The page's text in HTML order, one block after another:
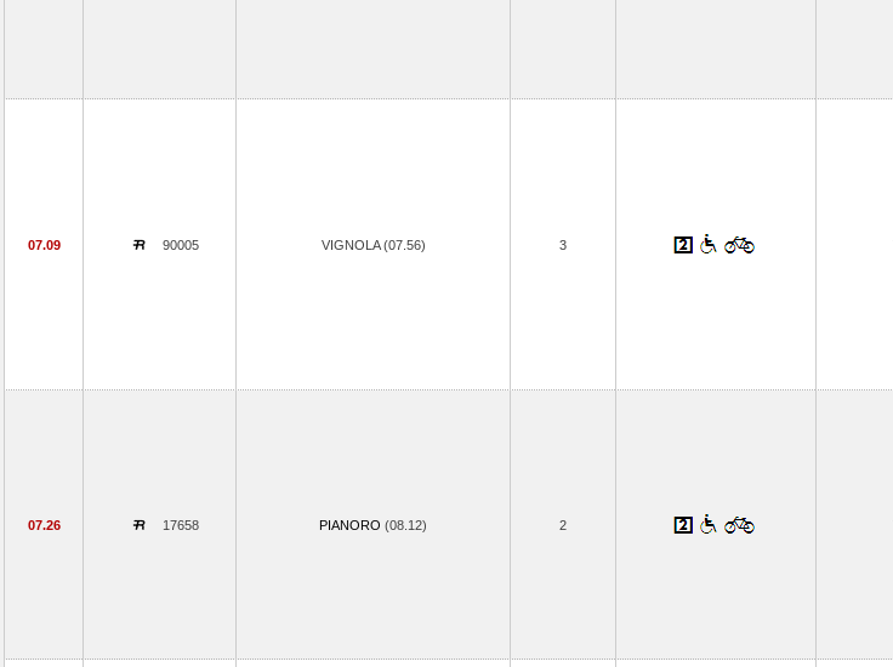
07.09 90005 VIGNOLA (07.56) 3
07.26 17658 PIANORO (08.12) 2